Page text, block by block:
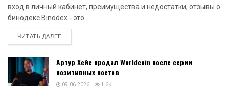
вход в личный кабинет, преимущества и недостатки, отзывы о
бинодекс Binodex - это...
ЧИТАТЬ ДАЛЕЕDETAILS
Артур Хейс продал Worldcoin после серии
позитивных постов
09.06.2026 1.6K